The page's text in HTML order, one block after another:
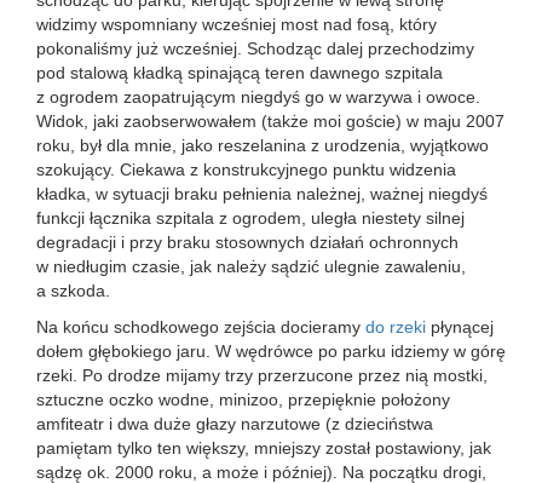
widzimy wspomniany wcześniej most nad fosą, który
pokonaliśmy już wcześniej. Schodząc dalej przechodzimy
pod stalową kładką spinającą teren dawnego szpitala
z ogrodem zaopatrującym niegdyś go w warzywa i owoce.
Widok, jaki zaobserwowałem (także moi goście) w maju 2007
roku, był dla mnie, jako reszelanina z urodzenia, wyjątkowo
szokujący. Ciekawa z konstrukcyjnego punktu widzenia
kładka, w sytuacji braku pełnienia należnej, ważnej niegdyś
funkcji łącznika szpitala z ogrodem, uległa niestety silnej
degradacji i przy braku stosownych działań ochronnych
w niedługim czasie, jak należy sądzić ulegnie zawaleniu,
a szkoda.
Na końcu schodkowego zejścia docieramy do rzeki płynącej
dołem głębokiego jaru. W wędrówce po parku idziemy w górę
rzeki. Po drodze mijamy trzy przerzucone przez nią mostki,
sztuczne oczko wodne, minizoo, przepięknie położony
amfiteatr i dwa duże głazy narzutowe (z dzieciństwa
pamiętam tylko ten większy, mniejszy został postawiony, jak
sądzę ok. 2000 roku, a może i później). Na początku drogi,